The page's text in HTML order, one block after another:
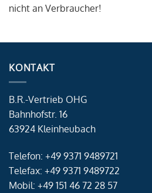
nicht an Verbraucher!
KONTAKT
B.R.-Vertrieb OHG
Bahnhofstr. 16
63924 Kleinheubach
Telefon: +49 9371 9489721
Telefax: +49 9371 9489722
Mobil: +49 151 46 72 28 57